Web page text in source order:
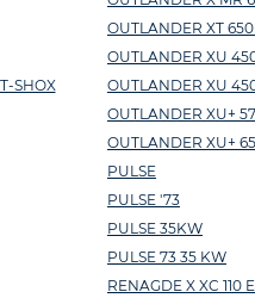
SHOX
OUTLANDER XT
OUTLANDER XU
OUTLANDER XU
OUTLANDER XU+
OUTLANDER XU+
PULSE
PULSE '73
PULSE 35KW
PULSE 73 35 KW
RENAGDE X XC 110